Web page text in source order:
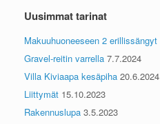
Uusimmat tarinat
Makuuhuoneeseen 2 erillissängyt
Gravel-reitin varrella 7.7.2024
Villa Kiviaapa kesäpiha 20.6.2024
Liittymät 15.10.2023
Rakennuslupa 3.5.2023